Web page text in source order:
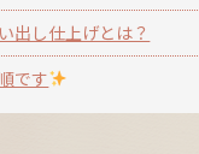
出し仕上げとは？
です